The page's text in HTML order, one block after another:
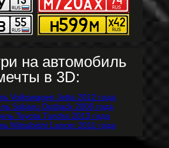
на автомобиль
в 3D: